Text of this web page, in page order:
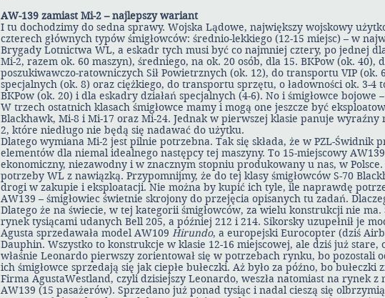
AW-139 zamiast Mi-2 – najlepszy wariant
I tu dochodzimy do sedna sprawy. Wojska Lądowe, największy wojskowy
czterech głównych typów śmigłowców: średnio-lekkiego (12-15 miejsc) – w
Brygady Lotnictwa WL, a eskadr tych musi być co najmniej cztery, po jednej
Mi-2, razem ok. 60 maszyn), średniego, na ok. 20 osób, dla 15. BKPow (ok. 40),
poszukiwawczo-ratowniczych Sił Powietrznych (ok. 12), do transportu VIP (ok.
specjalnych (ok. 8) oraz ciężkiego, do transportu sprzętu, o ładowności ok. 3-4
BKPow (ok. 20) i dla eskadry działań specjalnych (4-6). No i śmigłowce bojowe
W trzech ostatnich klasach śmigłowce mamy i mogą one jeszcze być
Blackhawk, Mi-8 i Mi-17 oraz Mi-24. Jednak w pierwszej klasie panuje wyraźny
2, które niedługo nie będą się nadawać do użytku.
Dlatego wymiana Mi-2 jest pilnie potrzebna. Tak się składa, że w PZL-Świdnik
elementów dla niemal idealnego następcy tej maszyny. To 15-miejscowy
ekonomiczny, niezawodny i w znacznym stopniu produkowany u nas, w Polsce.
potrzeby WL z nawiązką. Przypomnijmy, że do tej klasy śmigłowców S-70
drogi w zakupie i eksploatacji. Nie można by kupić ich tyle, ile naprawdę
AW139 – śmigłowiec świetnie skrojony do przejęcia opisanych tu zadań.
Dlatego że na świecie, w tej kategorii śmigłowców, za wielu konstrukcji nie ma.
rynek tysiącami udanych Bell 205, a później 212 i 214. Sikorsky uzupełnił je
Agusta sprzedawała model AW109 Hirundo, a europejski Eurocopter (dziś
Dauphin. Wszystko to konstrukcje w klasie 12-16 miejscowej, ale dziś już stare,
właśnie Leonardo pierwszy zorientował się w potrzebach rynku, bo pozostali
ich śmigłowce sprzedają się jak ciepłe bułeczki. Aż było za późno, bo bułeczki
Firma AgustaWestland, czyli dzisiejszy Leonardo, weszła natomiast na rynek
AW139 (15 pasażerów). Sprzedano już ponad tysiąc i nadal cieszą się